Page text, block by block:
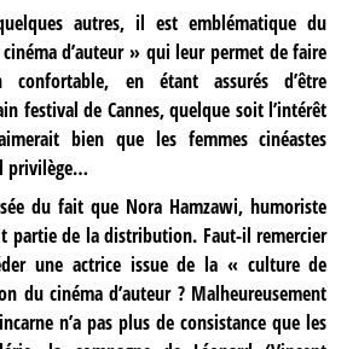
autres, il est emblématique du
d’auteur » qui leur permet de faire
en étant assurés d’être
festival de Cannes, quelque soit l’intérêt
bien que les femmes cinéastes
privilège…
du fait que Nora Hamzawi, humoriste
partie de la distribution. Faut-il remercier
une actrice issue de la « culture de
du cinéma d’auteur ? Malheureusement
n’a pas plus de consistance que les